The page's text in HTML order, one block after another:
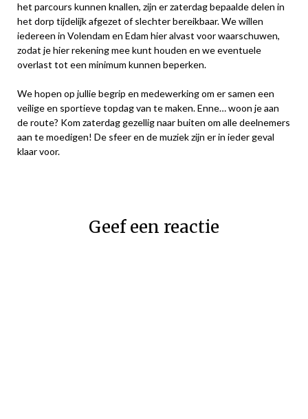
het parcours kunnen knallen, zijn er zaterdag bepaalde delen in
het dorp tijdelijk afgezet of slechter bereikbaar. We willen
iedereen in Volendam en Edam hier alvast voor waarschuwen,
zodat je hier rekening mee kunt houden en we eventuele
overlast tot een minimum kunnen beperken.
We hopen op jullie begrip en medewerking om er samen een
veilige en sportieve topdag van te maken. Enne… woon je aan
de route? Kom zaterdag gezellig naar buiten om alle deelnemers
aan te moedigen! De sfeer en de muziek zijn er in ieder geval
klaar voor.
Geef een reactie